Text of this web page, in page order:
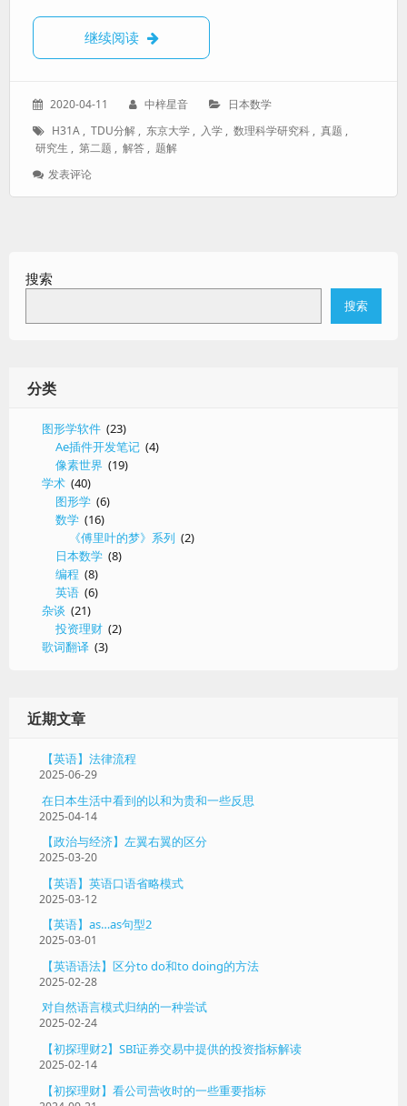
数
理
研
究
科
三
零
阵
继续阅读 【东大数学系研究生入学选拔真题解答】
发
于：
2020-04-11
作
中梓星音
分
日本数学
标
签：
H31A , TDU分解 , 东京大学 , 入学 , 数理科学研究科 , 真题 ,
研究生 , 第二题 , 解答 , 题解
发表评论: 【东
生
学
答】
东
京
学
数
理
科
学
研
科
H31A
第
题
解
搜索
搜索
分类
图形学软件 (23)
Ae插件开发笔记 (4)
像素世界 (19)
学术 (40)
图形学 (6)
数学 (16)
《傅里叶的梦》系列 (2)
日本数学 (8)
编程 (8)
英语 (6)
杂谈 (21)
投资理财 (2)
歌词翻译 (3)
近期文章
【英语】法律流程
2025-06-29
在日本生活中看到的以和为贵和一些反思
2025-04-14
【政治与经济】左翼右翼的区分
2025-03-20
【英语】英语口语省略模式
2025-03-12
【英语】as…as句型2
2025-03-01
【英语语法】区分to do和to doing的方法
2025-02-28
对自然语言模式归纳的一种尝试
2025-02-24
【初探理财2】SBI证券交易中提供的投资指标解读
2025-02-14
【初探理财】看公司营收时的一些重要指标